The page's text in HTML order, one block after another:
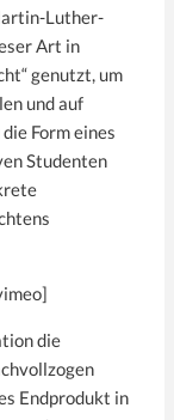
Luther-
Art in
genutzt, um
und auf
Form eines
Studenten
die
Endprodukt in